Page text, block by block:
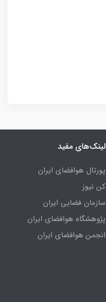
لینک‌های مفید
پورتال هوافضای ایران
کن نیوز
سازمان فضایی ایران
پژوهشگاه هوافضای ایران
انجمن هوافضای ایران